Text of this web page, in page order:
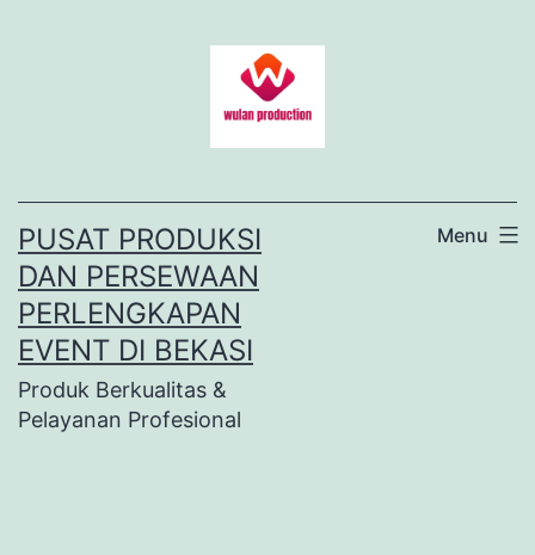
PUSAT PRODUKSI
DAN PERSEWAAN
PERLENGKAPAN
EVENT DI BEKASI
Produk Berkualitas &
Pelayanan Profesional
Menu